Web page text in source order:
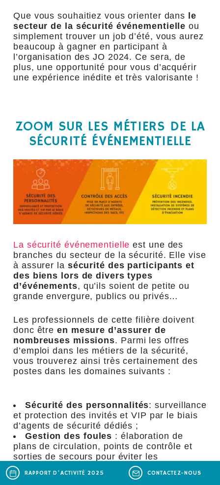
Que vous souhaitiez vous orienter dans le
secteur de la sécurité événementielle ou
simplement trouver un job d’été, vous aurez
beaucoup à gagner en participant à
l’organisation des JO 2024. Ce sera, de
plus, une opportunité pour vous d’acquérir
une expérience inédite et très valorisante !
ZOOM SUR LES MÉTIERS DE LA
SÉCURITÉ ÉVÉNEMENTIELLE
La sécurité événementielle est une des
branches du secteur de la sécurité. Elle vise
à assurer la sécurité des participants et
des biens lors de divers types
d’événements, qu’ils soient de petite ou
grande envergure, publics ou privés…
Les professionnels de cette filière doivent
donc êtreen mesure d’assurer de
nombreuses missions. Parmi les offres
d’emploi dans les métiers de la sécurité,
vous trouverez ainsi très certainement des
postes dans les domaines suivants :
Sécurité des personnalités: surveillance
et protection des invités et VIP par le biais
d’agents de sécurité dédiés ;
Gestion des foules : élaboration de
plans de circulation, points de contrôle et
sorties de secours pour éviter les
mouvements de foule ;
Sécurité des biens
: protection des
RAPPORT D'ACTIVITÉ 2025 CONTACTEZ-NOUS